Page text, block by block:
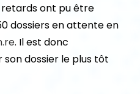
ont pu être
dossiers en attente en
. Il est donc
dossier le plus tôt